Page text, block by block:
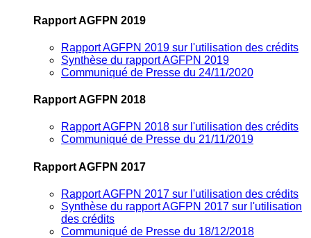
Rapport AGFPN 2019
Rapport AGFPN 2019 sur l'utilisation des crédits
Synthèse du rapport AGFPN 2019
Communiqué de Presse du 24/11/2020
Rapport AGFPN 2018
Rapport AGFPN 2018 sur l'utilisation des crédits
Communiqué de Presse du 21/11/2019
Rapport AGFPN 2017
Rapport AGFPN 2017 sur l'utilisation des crédits
Synthèse du rapport AGFPN 2017 sur l'utilisation
des crédits
Communiqué de Presse du 18/12/2018